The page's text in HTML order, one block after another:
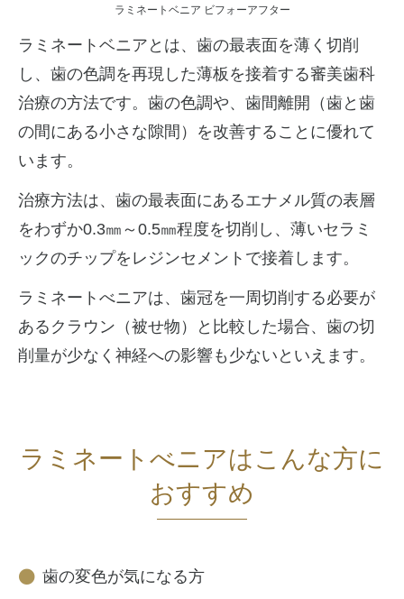
ラミネートベニア ビフォーアフター
ラミネートベニアとは、歯の最表面を薄く切削
し、歯の色調を再現した薄板を接着する審美歯科
治療の方法です。歯の色調や、歯間離開（歯と歯
の間にある小さな隙間）を改善することに優れて
います。
治療方法は、歯の最表面にあるエナメル質の表層
をわずか0.3㎜～0.5㎜程度を切削し、薄いセラミ
ックのチップをレジンセメントで接着します。
ラミネートべニアは、歯冠を一周切削する必要が
あるクラウン（被せ物）と比較した場合、歯の切
削量が少なく神経への影響も少ないといえます。
ラミネートべニアはこんな方に
おすすめ
歯の変色が気になる方